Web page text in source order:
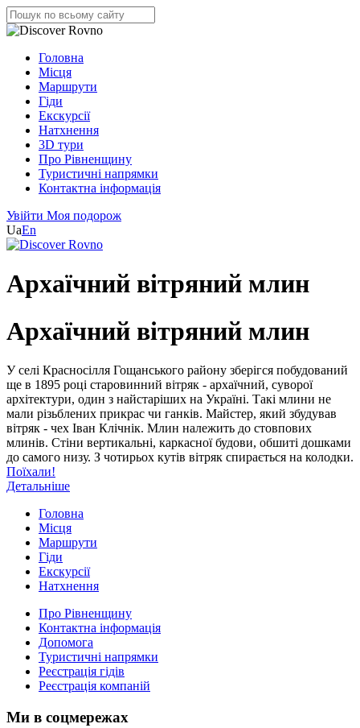
Головна
Місця
Маршрути
Гіди
Екскурсії
Натхнення
3D тури
Про Рівненщину
Туристичні напрямки
Контактна інформація
Увійти Моя подорож
UaEn
Архаїчний вітряний млин
Архаїчний вітряний млин
У селі Красносілля Гощанського району зберігся побудований
ще в 1895 році старовинний вітряк - архаїчний, суворої
архітектури, один з найстаріших на Україні. Такі млини не
мали різьблених прикрас чи ганків. Майстер, який збудував
вітряк - чех Іван Клічнік. Млин належить до стовпових
млинів. Стіни вертикальні, каркасної будови, обшиті дошками
до самого низу. З чотирьох кутів вітряк спирається на колодки.
Поїхали!
Детальніше
Головна
Місця
Маршрути
Гіди
Екскурсії
Натхнення
Про Рівненщину
Контактна інформація
Допомога
Туристичні напрямки
Реєстрація гідів
Реєстрація компаній
Ми в соцмережах